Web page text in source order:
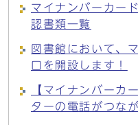
マイナンバーカー
認書類一覧
図書館において、
口を開設します！
【マイナンバーカ
ターの電話がつな